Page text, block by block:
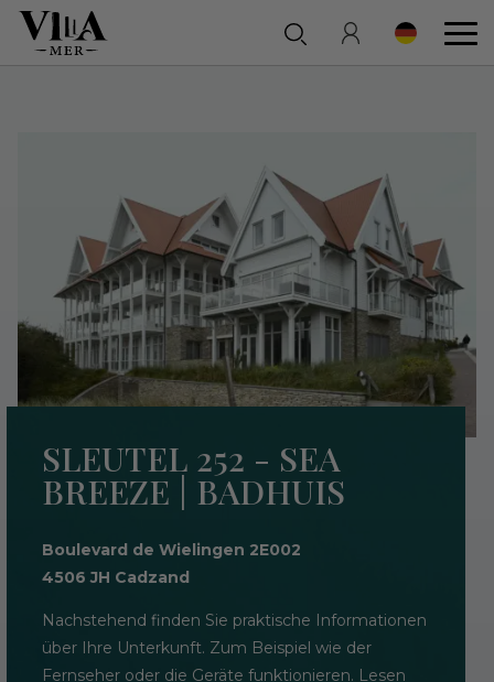
SLEUTEL 252 - SEA
BREEZE | BADHUIS
Boulevard de Wielingen 2E002
4506 JH Cadzand
Nachstehend finden Sie praktische Informationen
über Ihre Unterkunft. Zum Beispiel wie der
Fernseher oder die Geräte funktionieren. Lesen